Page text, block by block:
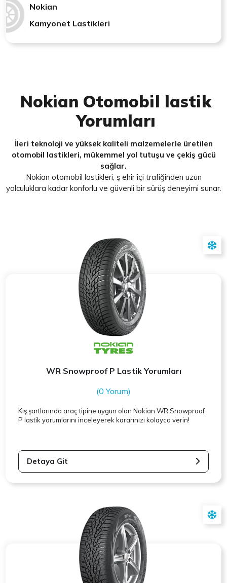
Nokian
Kamyonet Lastikleri
Nokian Otomobil lastik
Yorumları
İleri teknoloji ve yüksek kaliteli malzemelerle üretilen
otomobil lastikleri, mükemmel yol tutuşu ve çekiş gücü
sağlar.
Nokian otomobil lastikleri, ş ehir içi trafiğinden uzun
yolculuklara kadar konforlu ve güvenli bir sürüş deneyimi sunar.
WR Snowproof P Lastik Yorumları
(0 Yorum)
Kış şartlarında araç tipine uygun olanNokian WR Snowproof
P lastik yorumlarını inceleyerek kararınızı kolayca verin!
Detaya Git